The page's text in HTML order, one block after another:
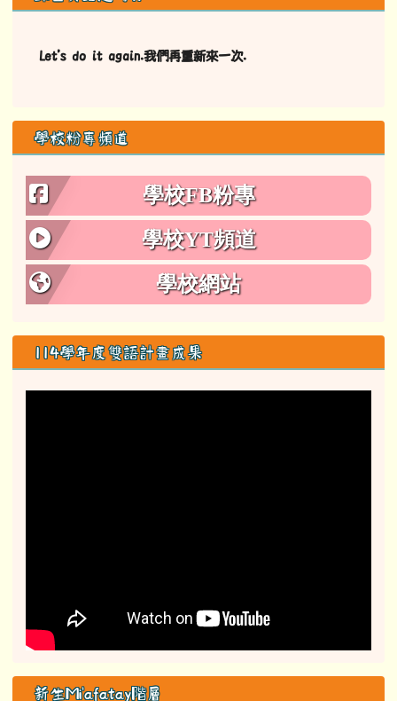
Let's do it again.我們再重新來一次.
學校粉專頻道
學校FB粉專
學校YT頻道
學校網站
114學年度雙語計畫成果
新生Mi'afatay階層